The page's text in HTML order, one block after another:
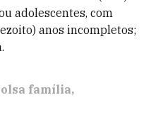
adolescentes, com
anos incompletos;
família